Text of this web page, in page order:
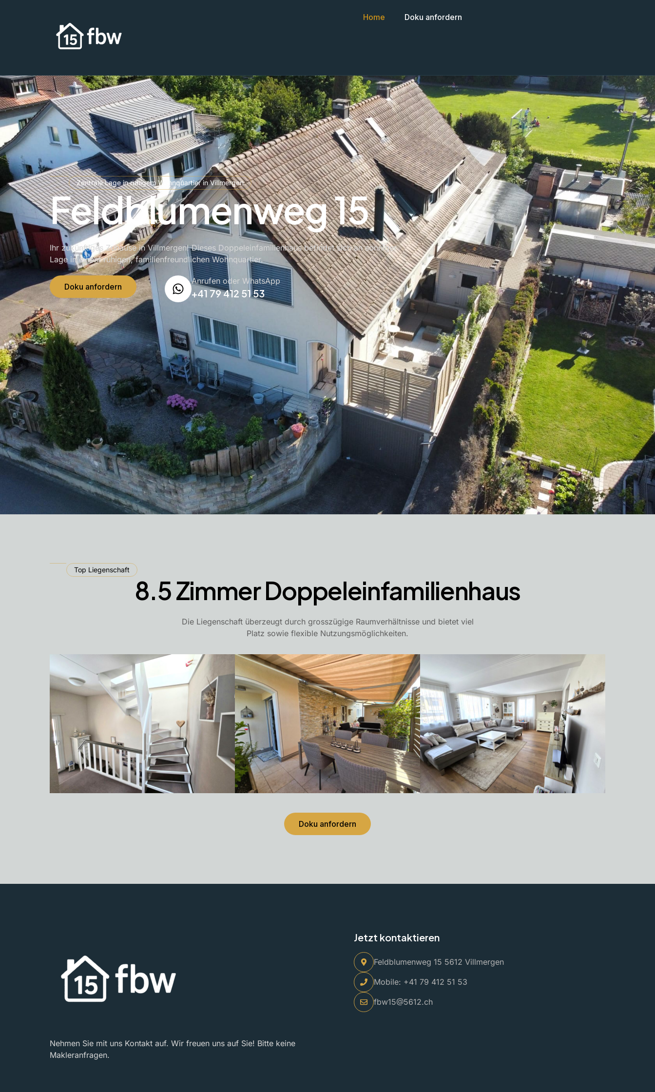
Home Doku anfordern
Zentrale Lage in ruhigem Wohnquartier in Villmergen
Feldblumenweg 15
Ihr zukünftiges Zuhause in Villmergen! Dieses Doppeleinfamilienhaus befindet sich an sonniger
Lage in einem ruhigen, familienfreundlichen Wohnquartier.
Doku anfordern
Anrufen oder WhatsApp
+41 79 412 51 53
Top Liegenschaft
8.5 Zimmer Doppeleinfamilienhaus
Die Liegenschaft überzeugt durch grosszügige Raumverhältnisse und bietet viel
Platz sowie flexible Nutzungsmöglichkeiten.
Doku anfordern
Nehmen Sie mit uns Kontakt auf. Wir freuen uns auf Sie! Bitte keine
Makleranfragen.
Jetzt kontaktieren
Feldblumenweg 15 5612 Villmergen
Mobile: +41 79 412 51 53
fbw15@5612.ch